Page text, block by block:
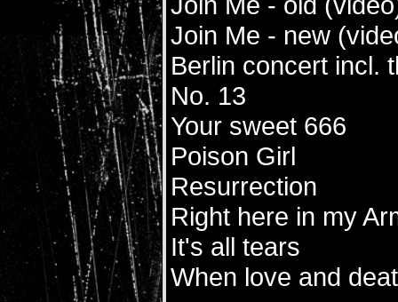
Join Me - new
Berlin concert incl.
No. 13
Your sweet 666
Poison Girl
Resurrection
Right here in my
It's all tears
When love and